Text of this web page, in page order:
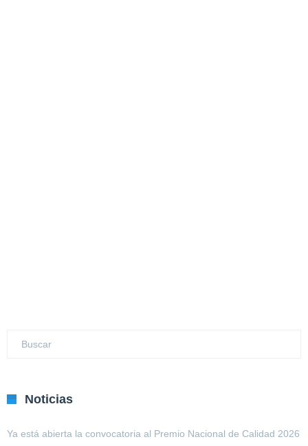
Noticias
Ya está abierta la convocatoria al Premio Nacional de Calidad 2026